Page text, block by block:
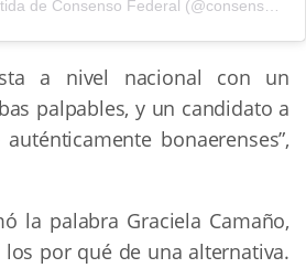
a nivel nacional con un
palpables, y un candidato a
bonaerenses”,
la palabra Graciela Camaño,
por qué de una alternativa.